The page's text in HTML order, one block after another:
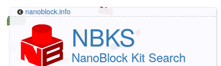
nanoblock.info
NBKS
NanoBlock Kit Search